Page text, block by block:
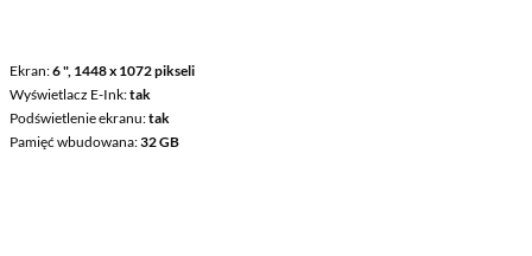
Ekran 6 ", 1448 x 1072 pikseli
Wyświetlacz E-Ink tak
Podświetlenie ekranu tak
Pamięć wbudowana 32 GB